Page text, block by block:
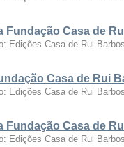
Fundação Casa de
Edições Casa de Rui
Casa de Rui
Edições Casa de Rui
Fundação Casa de
Edições Casa de Rui